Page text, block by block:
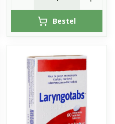
Bestel